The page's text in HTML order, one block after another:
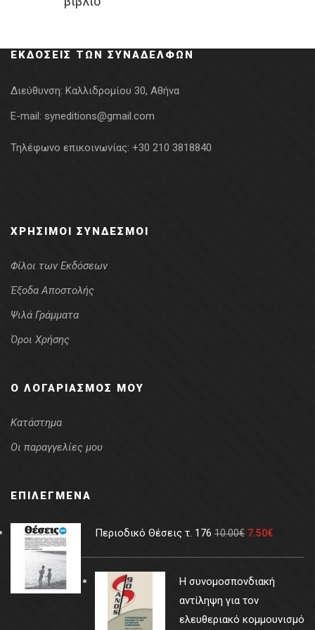
was:
ΕΚΔΌΣΕΙΣ ΤΩΝ ΣΥΝΑΔΈΛΦΩΝ
Διεύθυνση: Καλλιδρομίου 30, Αθήνα
E-mail: syneditions@gmail.com
Τηλέφωνο επικοινωνίας: +30 210 3818840
ΧΡΉΣΙΜΟΙ ΣΎΝΔΕΣΜΟΙ
Φίλοι των Εκδόσεων
Έξοδα Αποστολής
Ψιλά Γράμματα
Όροι Χρήσης
Ο ΛΟΓΑΡΙΑΣΜΌΣ ΜΟΥ
Κατάστημα
Οι παραγγελίες μου
ΕΠΙΛΕΓΜΈΝΑ
Περιοδικό Θέσεις τ. 176 10.00€ 7.50€
Η συνομοσπονδιακή
αντίληψη για τον
ελευθεριακό κομμουνισμό